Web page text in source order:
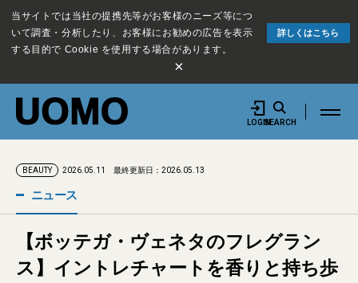
当サイトでは当社の提携先等がお客様のニーズ等につ
いて調査・分析したり、お客様にお勧めの広告を表示
する目的で Cookie を使用する場合があります。
詳しくはこちら
×
LOGINSEARCH
BEAUTY 2026.05.11 最終更新日：2026.05.13
ニュース
【ボッテガ・ヴェネタのフレグラン
ス】イントレチャートを香りと持ち歩